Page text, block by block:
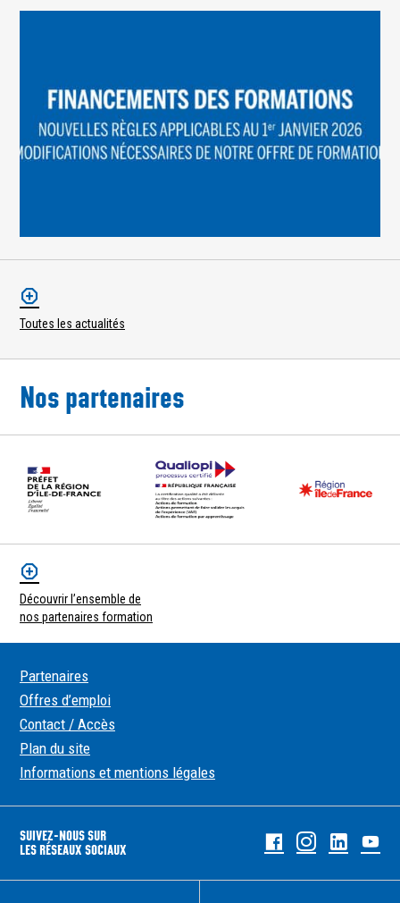
Toutes les actualités
Nos partenaires
Découvrir l’ensemble de
nos partenaires formation
Partenaires
Offres d’emploi
Contact / Accès
Plan du site
Informations et mentions légales
SUIVEZ-NOUS SUR
LES RÉSEAUX SOCIAUX
FacebookInstagram